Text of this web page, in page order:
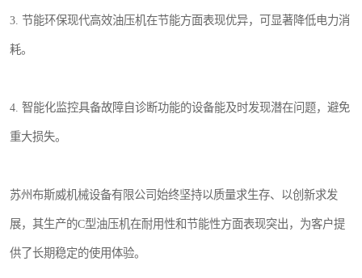
3. 节能环保现代高效油压机在节能方面表现优异，可显著降低电力消
耗。
4. 智能化监控具备故障自诊断功能的设备能及时发现潜在问题，避免
重大损失。
苏州布斯威机械设备有限公司始终坚持以质量求生存、以创新求发
展，其生产的C型油压机在耐用性和节能性方面表现突出，为客户提
供了长期稳定的使用体验。